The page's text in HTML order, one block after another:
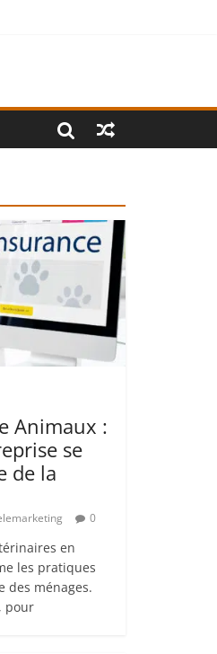
Animaux :
se
de la
0
en
les pratiques
des ménages.
pour